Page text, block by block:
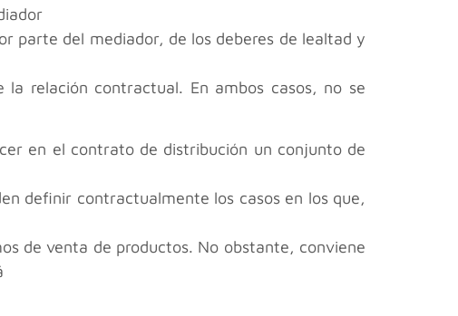
parte del mediador, de los deberes de lealtad y
relación contractual. En ambos casos, no se
en el contrato de distribución un conjunto de
definir contractualmente los casos en los que,
de venta de productos. No obstante, conviene